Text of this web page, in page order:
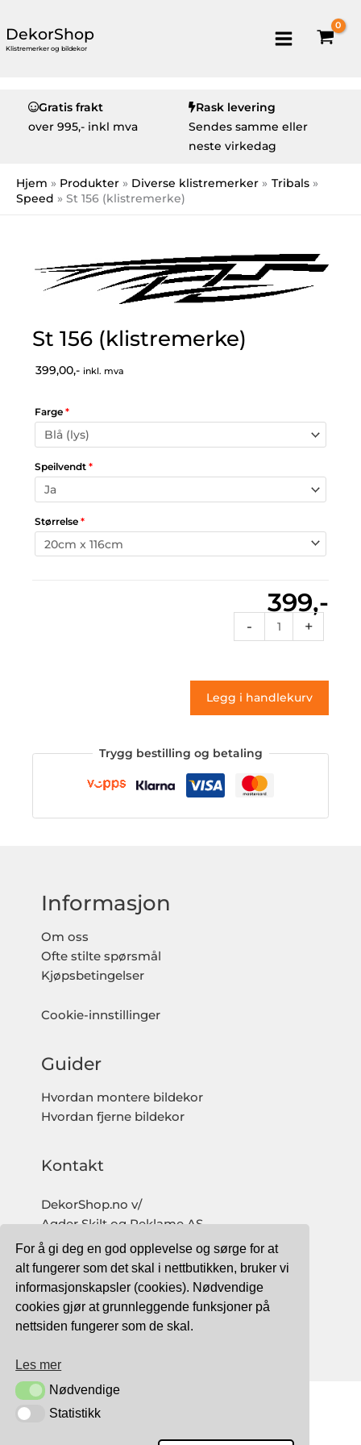
For å gi deg en god opplevelse og sørge for at
alt fungerer som det skal i nettbutikken, bruker vi
informasjonskapsler (cookies). Nødvendige
cookies gjør at grunnleggende funksjoner på
nettsiden fungerer som de skal.
Les mer
NødvendigeNødvendige
StatistikkStatistikk
DekorShop
Klistremerker og bildekor
Gratis frakt
over 995,- inkl mva
Rask levering
Sendes samme eller
neste virkedag
Hjem Produkter Diverse klistremerker
Tribals
Speed
St 156 (klistremerke)
St 156 (klistremerke)
399,00,- inkl. mva
Farge *
Speilvendt *
Størrelse *
399,-
-
156
antall
+
Legg i handlekurv
Trygg bestilling og betaling
Informasjon
Om oss
Ofte stilte spørsmål
Kjøpsbetingelser
Cookie-innstillinger
Guider
Hvordan montere bildekor
Hvordan fjerne bildekor
Kontakt
DekorShop.no v/
Agder Skilt og Reklame AS
Org. nr: 997 633 016 MVA
salg@dekorshop.no
Tlf: 959 32 123
09.00 - 16.00
TRYGG BETALING MED: